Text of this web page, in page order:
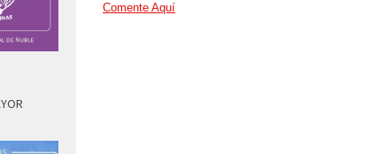
Comente Aquí